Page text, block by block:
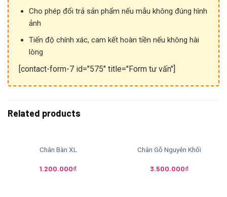
Cho phép đổi trả sản phẩm nếu mẫu không đúng hình
ảnh
Tiến độ chính xác, cam kết hoàn tiền nếu không hài
lòng
[contact-form-7 id="575" title="Form tư vấn"]
Related products
Chân Bàn XL
1.200.000₫
Chân Gỗ Nguyên Khối
3.500.000₫